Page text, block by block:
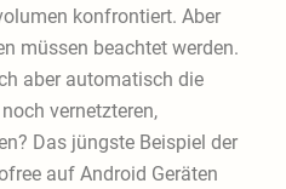
konfrontiert. Aber
müssen beachtet werden.
aber automatisch die
vernetzteren,
Das jüngste Beispiel der
auf Android Geräten